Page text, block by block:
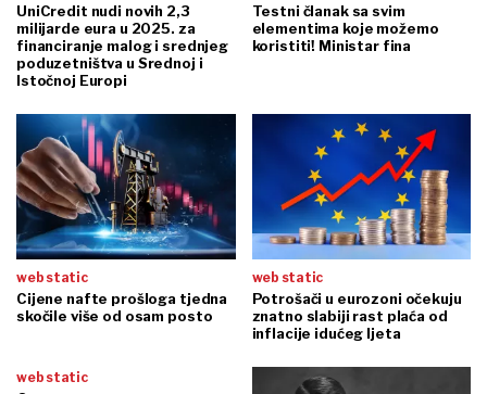
UniCredit nudi novih 2,3
milijarde eura u 2025. za
financiranje malog i srednjeg
poduzetništva u Srednoj i
Istočnoj Europi
Testni članak sa svim
elementima koje možemo
koristiti! Ministar fina
web static
Cijene nafte prošloga tjedna
skočile više od osam posto
web static
Potrošači u eurozoni očekuju
znatno slabiji rast plaća od
inflacije idućeg ljeta
web static